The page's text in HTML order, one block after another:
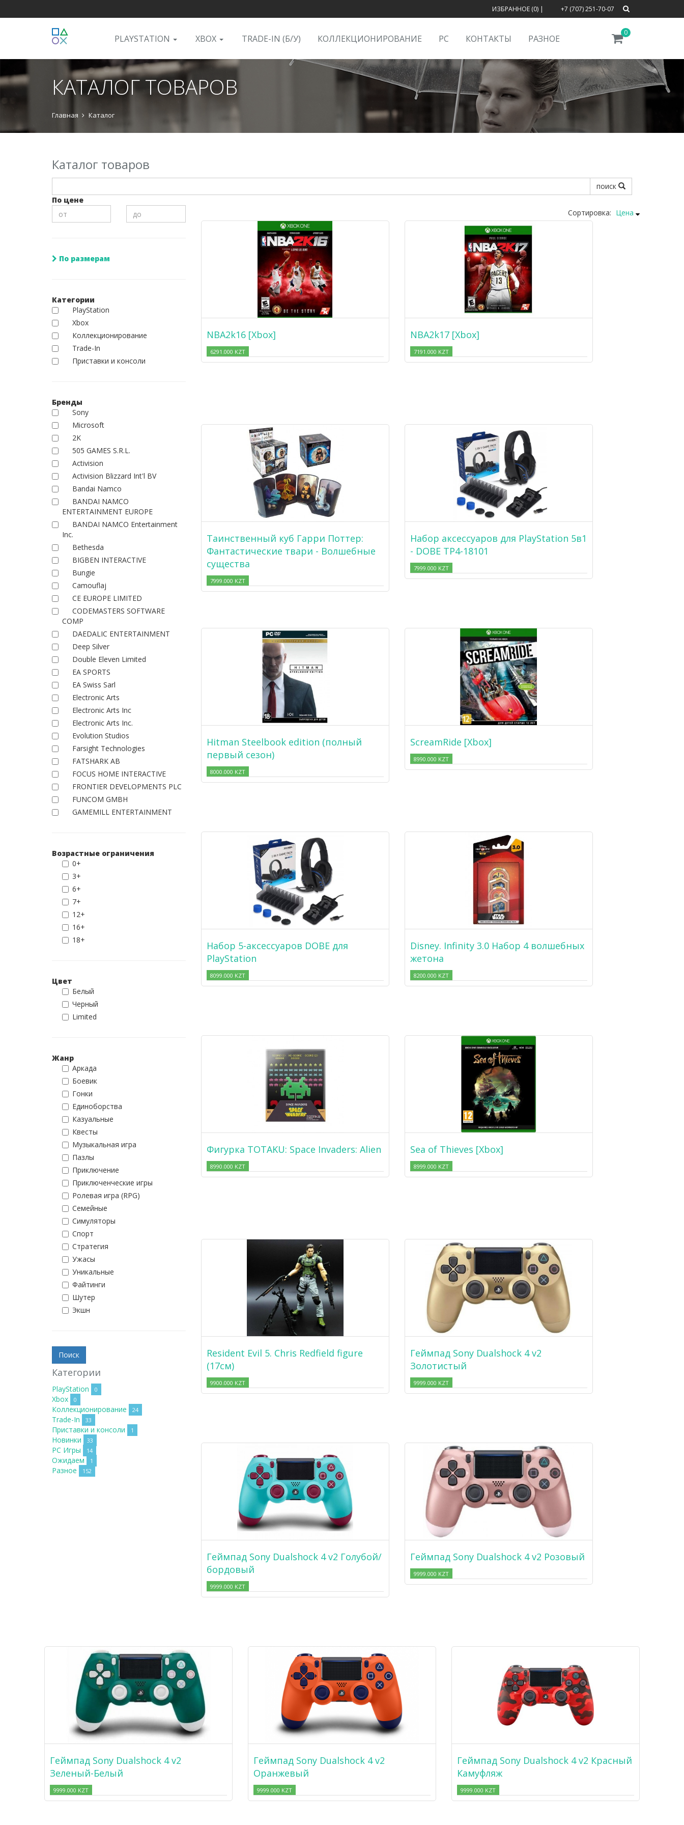
ИЗБРАННОЕ (0) | +7 (707) 251-70-07
0
PLAYSTATION XBOX TRADE-IN (Б/У) КОЛЛЕКЦИОНИРОВАНИЕ PC КОНТАКТЫ РАЗНОЕ
КАТАЛОГ ТОВАРОВ
Главная Каталог
Каталог товаров
поиск
По цене
По размерам
Категории
PlayStation
Xbox
Коллекционирование
Trade-In
Приставки и консоли
Бренды
Sony
Microsoft
2K
505 GAMES S.R.L.
Activision
Activision Blizzard Int'l BV
Bandai Namco
BANDAI NAMCO
ENTERTAINMENT EUROPE
BANDAI NAMCO Entertainment
Inc.
Bethesda
BIGBEN INTERACTIVE
Bungie
Camouflaj
CE EUROPE LIMITED
CODEMASTERS SOFTWARE
COMP
DAEDALIC ENTERTAINMENT
Deep Silver
Double Eleven Limited
EA SPORTS
EA Swiss Sarl
Electronic Arts
Electronic Arts Inc
Electronic Arts Inc.
Evolution Studios
Farsight Technologies
FATSHARK AB
FOCUS HOME INTERACTIVE
FRONTIER DEVELOPMENTS PLC
FUNCOM GMBH
GAMEMILL ENTERTAINMENT
Возрастные ограничения
0+
3+
6+
7+
12+
16+
18+
Цвет
Белый
Черный
Limited
Жанр
Аркада
Боевик
Гонки
Единоборства
Казуальные
Квесты
Музыкальная игра
Пазлы
Приключение
Приключенческие игры
Ролевая игра (RPG)
Семейные
Симуляторы
Спорт
Стратегия
Ужасы
Уникальные
Файтинги
Шутер
Экшн
Категории
PlayStation 0
Xbox 0
Коллекционирование 24
Trade-In 33
Приставки и консоли 1
Новинки 33
PC Игры 14
Ожидаем 1
Разное 152
Сортировка: Цена
NBA2k16 [Xbox]
6291.000 KZT
NBA2k17 [Xbox]
7191.000 KZT
Таинственный куб Гарри Поттер:
Фантастические твари - Волшебные
существа
7999.000 KZT
Набор аксессуаров для PlayStation 5в1
- DOBE TP4-18101
7999.000 KZT
Hitman Steelbook edition (полный
первый сезон)
8000.000 KZT
ScreamRide [Xbox]
8990.000 KZT
Набор 5-аксессуаров DOBE для
PlayStation
8099.000 KZT
Disney. Infinity 3.0 Набор 4 волшебных
жетона
8200.000 KZT
Фигурка TOTAKU: Space Invaders: Alien
8990.000 KZT
Sea of Thieves [Xbox]
8999.000 KZT
Resident Evil 5. Chris Redfield figure
(17см)
9900.000 KZT
Геймпад Sony Dualshock 4 v2
Золотистый
9999.000 KZT
Геймпад Sony Dualshock 4 v2 Голубой/
бордовый
9999.000 KZT
Геймпад Sony Dualshock 4 v2 Розовый
9999.000 KZT
Геймпад Sony Dualshock 4 v2
Зеленый-Белый
9999.000 KZT
Геймпад Sony Dualshock 4 v2
Оранжевый
9999.000 KZT
Геймпад Sony Dualshock 4 v2 Красный
Камуфляж
9999.000 KZT